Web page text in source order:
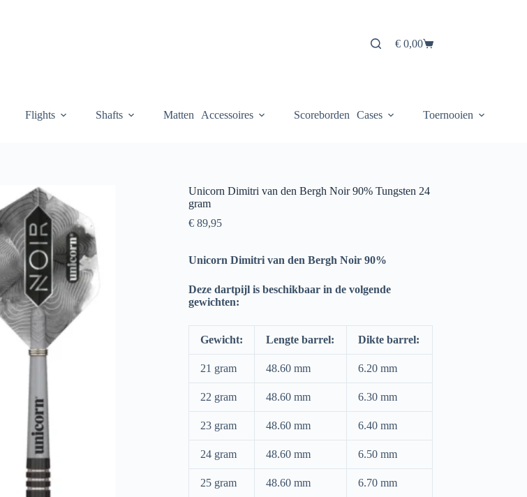
Winkelwagen
€0,00
Flights Shafts Matten Accessoires Scoreborden Cases Toernooien
Unicorn Dimitri van den Bergh Noir 90% Tungsten 24
gram
€89,95
Unicorn Dimitri van den Bergh Noir 90%
Deze dartpijl is beschikbaar in de volgende
gewichten:
Gewicht: Lengte barrel: Dikte barrel:
21 gram 48.60 mm 6.20 mm
22 gram 48.60 mm 6.30 mm
23 gram 48.60 mm 6.40 mm
24 gram 48.60 mm 6.50 mm
25 gram 48.60 mm
6.70 mm